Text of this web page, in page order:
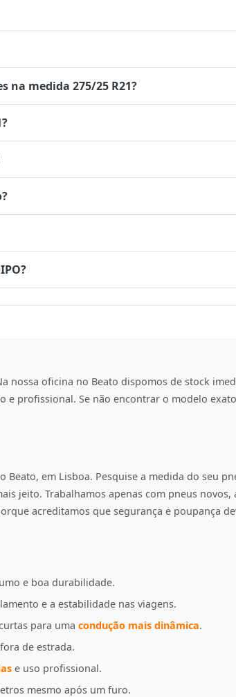
na medida 275/25 R21?
nossa oficina no Beato dispomos de stock
e profissional. Se não encontrar o modelo
em Lisboa. Pesquise a medida do seu
jeito. Trabalhamos apenas com pneus novos,
acreditamos que segurança e poupança
e boa durabilidade.
e a estabilidade nas viagens.
para uma condução mais dinâmica.
de estrada.
e uso profissional.
mesmo após um furo.